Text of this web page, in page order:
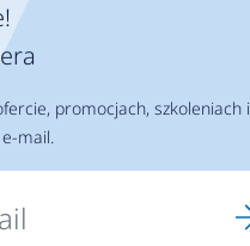
promocjach, szkoleniach i
mail.